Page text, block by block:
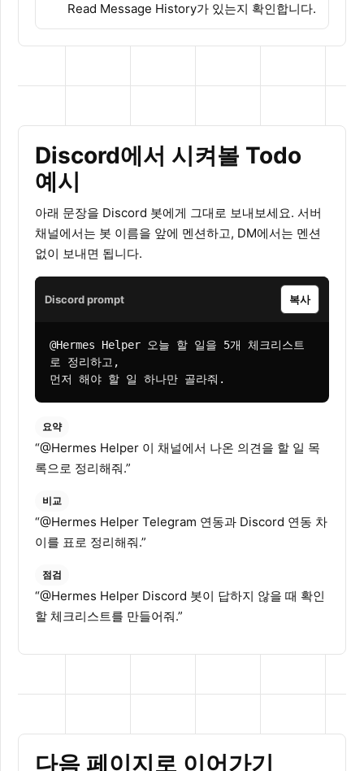
Read Message History가 있는지 확인합니다.
Discord에서 시켜볼 Todo
예시
아래 문장을 Discord 봇에게 그대로 보내보세요. 서버
채널에서는 봇 이름을 앞에 멘션하고, DM에서는 멘션
없이 보내면 됩니다.
Discord prompt 복사
@Hermes Helper 오늘 할 일을 5개 체크리스트
로 정리하고,
먼저 해야 할 일 하나만 골라줘.
요약
“@Hermes Helper 이 채널에서 나온 의견을 할 일 목
록으로 정리해줘.”
비교
“@Hermes Helper Telegram 연동과 Discord 연동 차
이를 표로 정리해줘.”
점검
“@Hermes Helper Discord 봇이 답하지 않을 때 확인
할 체크리스트를 만들어줘.”
다음 페이지로 이어가기